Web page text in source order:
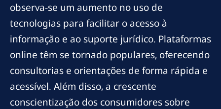
observa-se um aumento no uso de
tecnologias para facilitar o acesso à
informação e ao suporte jurídico. Plataformas
online têm se tornado populares, oferecendo
consultorias e orientações de forma rápida e
acessível. Além disso, a crescente
conscientização dos consumidores sobre